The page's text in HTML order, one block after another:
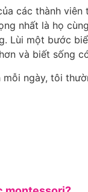
các thành viên
nhất là họ
Lùi một bước
và biết sống
ngày, tôi